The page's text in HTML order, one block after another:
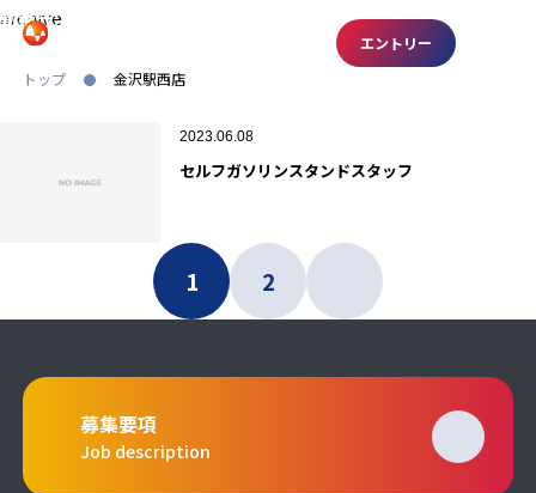
エントリー
archive
勤務先:
トップ 金沢駅西店
2023.06.08
セルフガソリンスタンドスタッフ
1 2
募集要項
Job description